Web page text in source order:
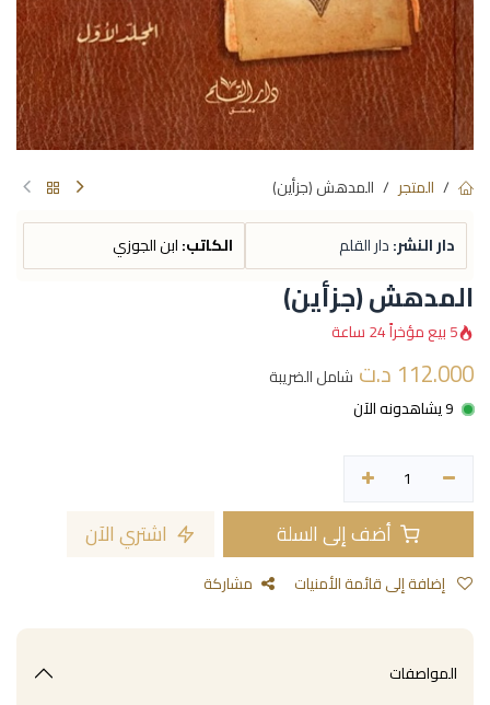
المتجر المدهش (جزأين)
دار النشر:دار القلم الكاتب:ابن الجوزي
المدهش (جزأين)
5 بيع مؤخراً 24 ساعة
112.000 د.ت شامل الضريبة
9 يشاهدونه الآن
أضف إلى السلة اشتري الآن
مشاركة
المواصفات